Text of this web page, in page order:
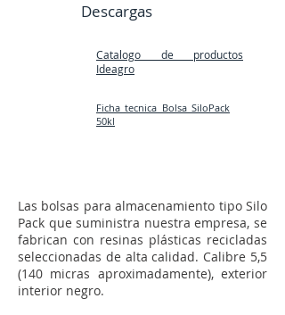
Descargas
Catalogo de productos
Ideagro
Ficha tecnica Bolsa SiloPack
50kl
Las bolsas para almacenamiento tipo Silo
Pack que suministra nuestra empresa, se
fabrican con resinas plásticas recicladas
seleccionadas de alta calidad. Calibre 5,5
(140 micras aproximadamente), exterior
interior negro.